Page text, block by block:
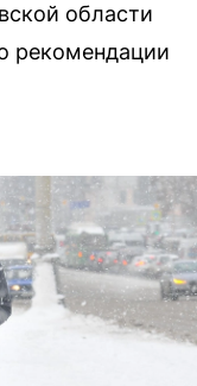
области
рекомендации